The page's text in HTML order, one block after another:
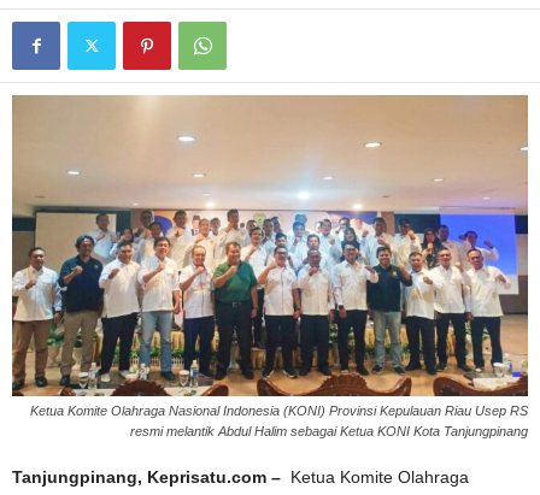
Ketua Komite Olahraga Nasional Indonesia (KONI) Provinsi Kepulauan Riau Usep RS
resmi melantik Abdul Halim sebagai Ketua KONI Kota Tanjungpinang
Tanjungpinang, Keprisatu.com – Ketua Komite Olahraga